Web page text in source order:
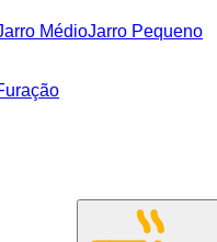
MédioJarro Pequeno